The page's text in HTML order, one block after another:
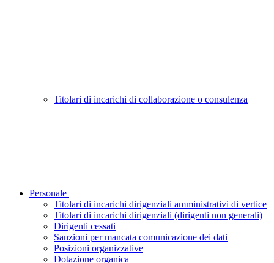
Titolari di incarichi di collaborazione o consulenza
Personale
Titolari di incarichi dirigenziali amministrativi di vertice
Titolari di incarichi dirigenziali (dirigenti non generali)
Dirigenti cessati
Sanzioni per mancata comunicazione dei dati
Posizioni organizzative
Dotazione organica